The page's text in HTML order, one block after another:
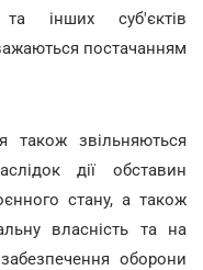
інших суб'єктів
постачанням
також звільняються
дії обставин
стану, а також
власність та на
оборони